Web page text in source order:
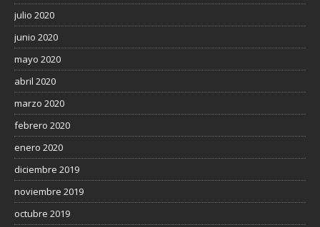
julio 2020
junio 2020
mayo 2020
abril 2020
marzo 2020
febrero 2020
enero 2020
diciembre 2019
noviembre 2019
octubre 2019